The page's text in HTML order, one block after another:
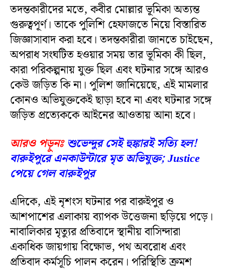
তদন্তকারীদের মতে, কবীর মোল্লার ভূমিকা অত্যন্ত
গুরুত্বপূর্ণ। তাকে পুলিশি হেফাজতে নিয়ে বিস্তারিত
জিজ্ঞাসাবাদ করা হবে। তদন্তকারীরা জানতে চাইছেন,
অপরাধ সংঘটিত হওয়ার সময় তার ভূমিকা কী ছিল,
কারা পরিকল্পনায় যুক্ত ছিল এবং ঘটনার সঙ্গে আরও
কেউ জড়িত কি না। পুলিশ জানিয়েছে, এই মামলার
কোনও অভিযুক্তকেই ছাড়া হবে না এবং ঘটনার সঙ্গে
জড়িত প্রত্যেককে আইনের আওতায় আনা হবে।
আরও পড়ুনঃ শুভেন্দুর সেই হুঙ্কারই সত্যি হল!
বারুইপুরে এনকাউন্টারে মৃত অভিযুক্ত; Justice
পেয়ে গেল বারুইপুর
এদিকে, এই নৃশংস ঘটনার পর বারুইপুর ও
আশপাশের এলাকায় ব্যাপক উত্তেজনা ছড়িয়ে পড়ে।
নাবালিকার মৃত্যুর প্রতিবাদে স্থানীয় বাসিন্দারা
একাধিক জায়গায় বিক্ষোভ, পথ অবরোধ এবং
প্রতিবাদ কর্মসূচি পালন করেন। পরিস্থিতি ক্রমশ